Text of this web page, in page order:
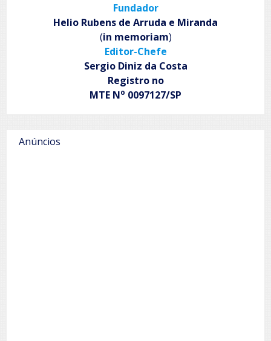
Fundador
Helio Rubens de Arruda e Miranda
(in memoriam)
Editor-Chefe
Sergio Diniz da Costa
Registro no
MTE No 0097127/SP
Anúncios